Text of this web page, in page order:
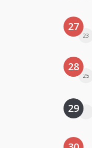
27
23
28
25
29